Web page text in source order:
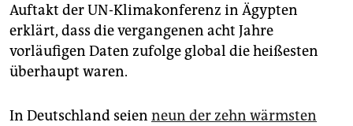
Auftakt der UN-Klimakonferenz in Ägypten
erklärt, dass die vergangenen acht Jahre
vorläufigen Daten zufolge global die heißesten
überhaupt waren.
In Deutschland seien neun der zehn wärmsten